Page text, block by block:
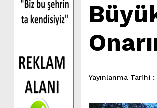
Yayınlanma Tarihi :